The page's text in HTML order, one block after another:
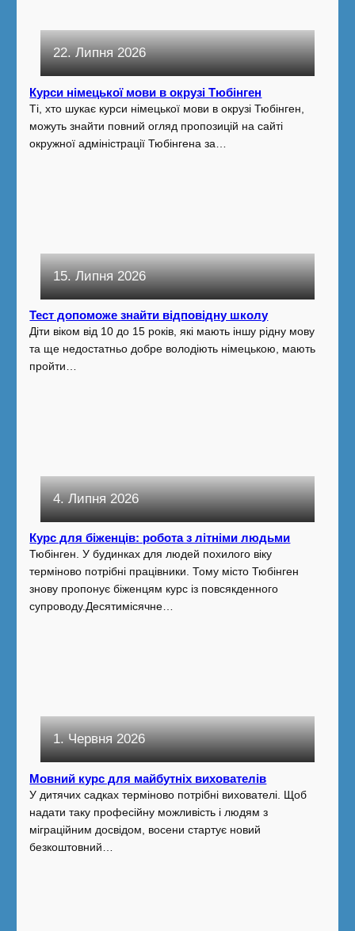
22. Липня 2026
Курси німецької мови в окрузі Тюбінген
Ті, хто шукає курси німецької мови в окрузі Тюбінген,
можуть знайти повний огляд пропозицій на сайті
окружної адміністрації Тюбінгена за…
15. Липня 2026
Тест допоможе знайти відповідну школу
Діти віком від 10 до 15 років, які мають іншу рідну мову
та ще недостатньо добре володіють німецькою, мають
пройти…
4. Липня 2026
Курс для біженців: робота з літніми людьми
Тюбінген. У будинках для людей похилого віку
терміново потрібні працівники. Тому місто Тюбінген
знову пропонує біженцям курс із повсякденного
супроводу.Десятимісячне…
1. Червня 2026
Мовний курс для майбутніх вихователів
У дитячих садках терміново потрібні вихователі. Щоб
надати таку професійну можливість і людям з
міграційним досвідом, восени стартує новий
безкоштовний…